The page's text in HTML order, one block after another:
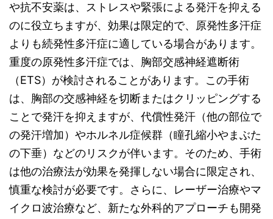
や抗不安薬は、ストレスや緊張による発汗を抑える
のに役立ちますが、効果は限定的で、原発性多汗症
よりも続発性多汗症に適している場合があります。
重度の原発性多汗症では、胸部交感神経遮断術
（ETS）が検討されることがあります。この手術
は、胸部の交感神経を切断またはクリッピングする
ことで発汗を抑えますが、代償性発汗（他の部位で
の発汗増加）やホルネル症候群（瞳孔縮小やまぶた
の下垂）などのリスクが伴います。そのため、手術
は他の治療法が効果を発揮しない場合に限定され、
慎重な検討が必要です。さらに、レーザー治療やマ
イクロ波治療など、新たな外科的アプローチも開発